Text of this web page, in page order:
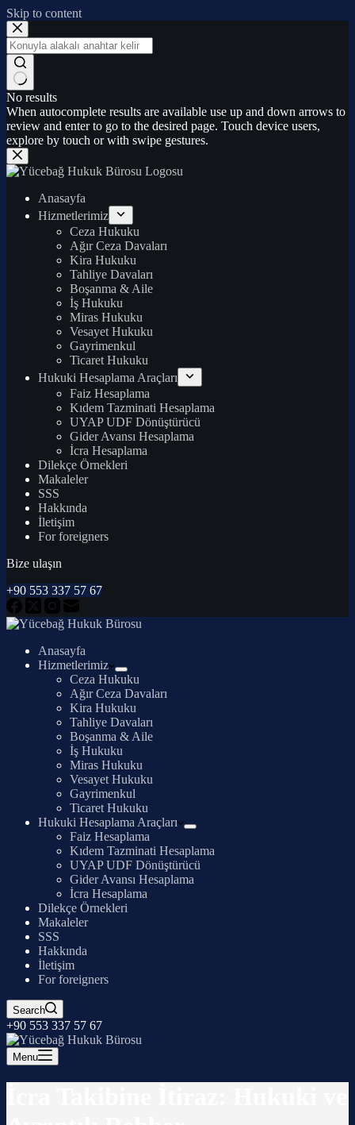
Skip to content
No results
When autocomplete results are available use up and down arrows to
review and enter to go to the desired page. Touch device users,
explore by touch or with swipe gestures.
Anasayfa
Hizmetlerimiz
Ceza Hukuku
Ağır Ceza Davaları
Kira Hukuku
Tahliye Davaları
Boşanma & Aile
İş Hukuku
Miras Hukuku
Vesayet Hukuku
Gayrimenkul
Ticaret Hukuku
Hukuki Hesaplama Araçları
Faiz Hesaplama
Kıdem Tazminati Hesaplama
UYAP UDF Dönüştürücü
Gider Avansı Hesaplama
İcra Hesaplama
Dilekçe Örnekleri
Makaleler
SSS
Hakkında
İletişim
For foreigners
Bize ulaşın
+90 553 337 57 67
Anasayfa
Hizmetlerimiz
Ceza Hukuku
Ağır Ceza Davaları
Kira Hukuku
Tahliye Davaları
Boşanma & Aile
İş Hukuku
Miras Hukuku
Vesayet Hukuku
Gayrimenkul
Ticaret Hukuku
Hukuki Hesaplama Araçları
Faiz Hesaplama
Kıdem Tazminati Hesaplama
UYAP UDF Dönüştürücü
Gider Avansı Hesaplama
İcra Hesaplama
Dilekçe Örnekleri
Makaleler
SSS
Hakkında
İletişim
For foreigners
Search
+90 553 337 57 67
Menu